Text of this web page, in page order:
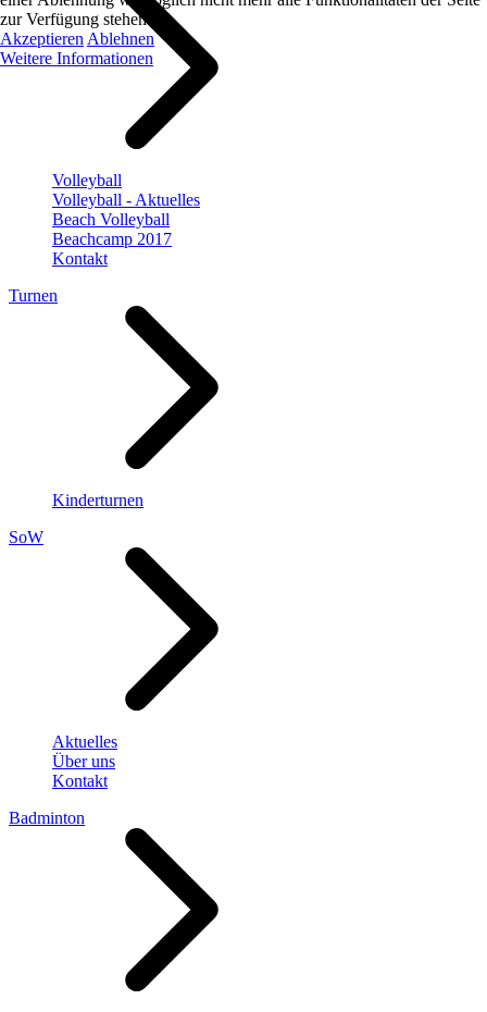
Volleyball
Volleyball - Aktuelles
Beach Volleyball
Beachcamp 2017
Kontakt
Turnen
Kinderturnen
SoW
Aktuelles
Über uns
Kontakt
Badminton
zur Verfügung stehen.
Akzeptieren Ablehnen
Weitere Informationen